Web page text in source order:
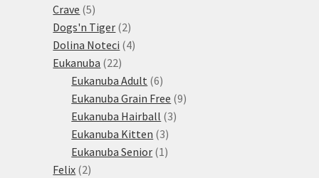
Crave 55
produktů
Dogs'n Tiger 22
produkty
Dolina Noteci 44
Eukanuba 2222
produktů
Eukanuba Adult 66
produktů
Eukanuba Grain Free 99
Eukanuba Hairball 33
Eukanuba Kitten 33
produkty
Eukanuba Senior 1 1
Felix 22